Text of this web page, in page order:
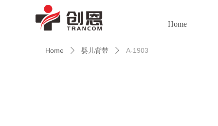
Home
Home ꄲ 婴儿背带 ꄲ A-1903